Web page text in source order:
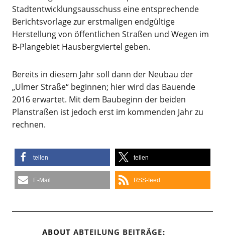
Stadtentwicklungsausschuss eine entsprechende
Berichtsvorlage zur erstmaligen endgültige
Herstellung von öffentlichen Straßen und Wegen im
B-Plangebiet Hausbergviertel geben.
Bereits in diesem Jahr soll dann der Neubau der
„Ulmer Straße“ beginnen; hier wird das Bauende
2016 erwartet. Mit dem Baubeginn der beiden
Planstraßen ist jedoch erst im kommenden Jahr zu
rechnen.
teilen teilen
E-Mail RSS-feed
ABOUT ABTEILUNG BEITRÄGE